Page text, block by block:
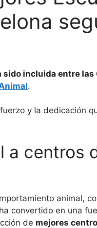
sido incluida entre
.
y la dedicación
a centros
animal,
convertido en una
de mejores